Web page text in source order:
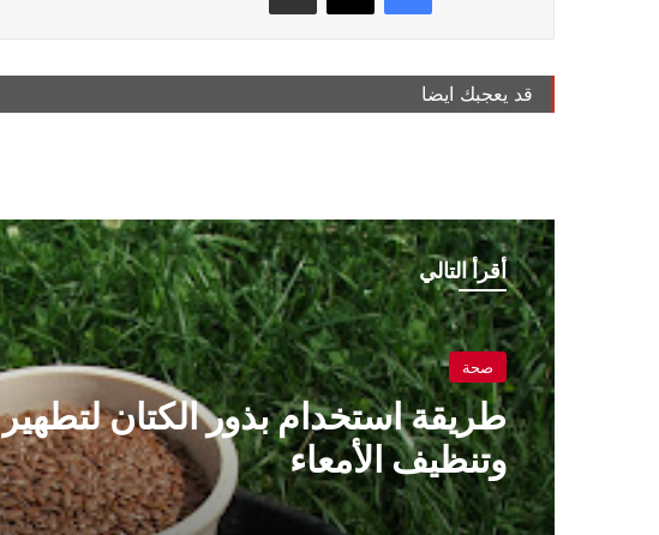
قد يعجبك ايضا
أقرأ التالي
صحة
طريقة استخدام بذور الكتان لتطهير
وتنظيف الأمعاء